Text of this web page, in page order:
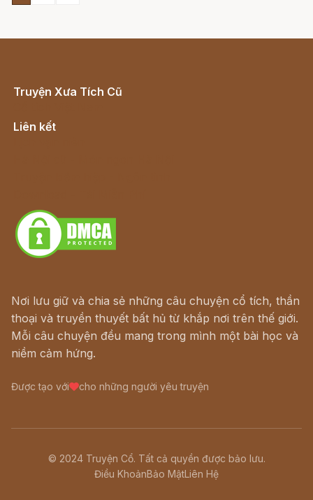
Truyện Xưa Tích Cũ
Liên kết
Nơi lưu giữ và chia sẻ những câu chuyện cổ tích, thần
thoại và truyền thuyết bất hủ từ khắp nơi trên thế giới.
Mỗi câu chuyện đều mang trong mình một bài học và
niềm cảm hứng.
Được tạo với cho những người yêu truyện
© 2024 Truyện Cổ. Tất cả quyền được bảo lưu.
Điều KhoảnBảo MậtLiên Hệ